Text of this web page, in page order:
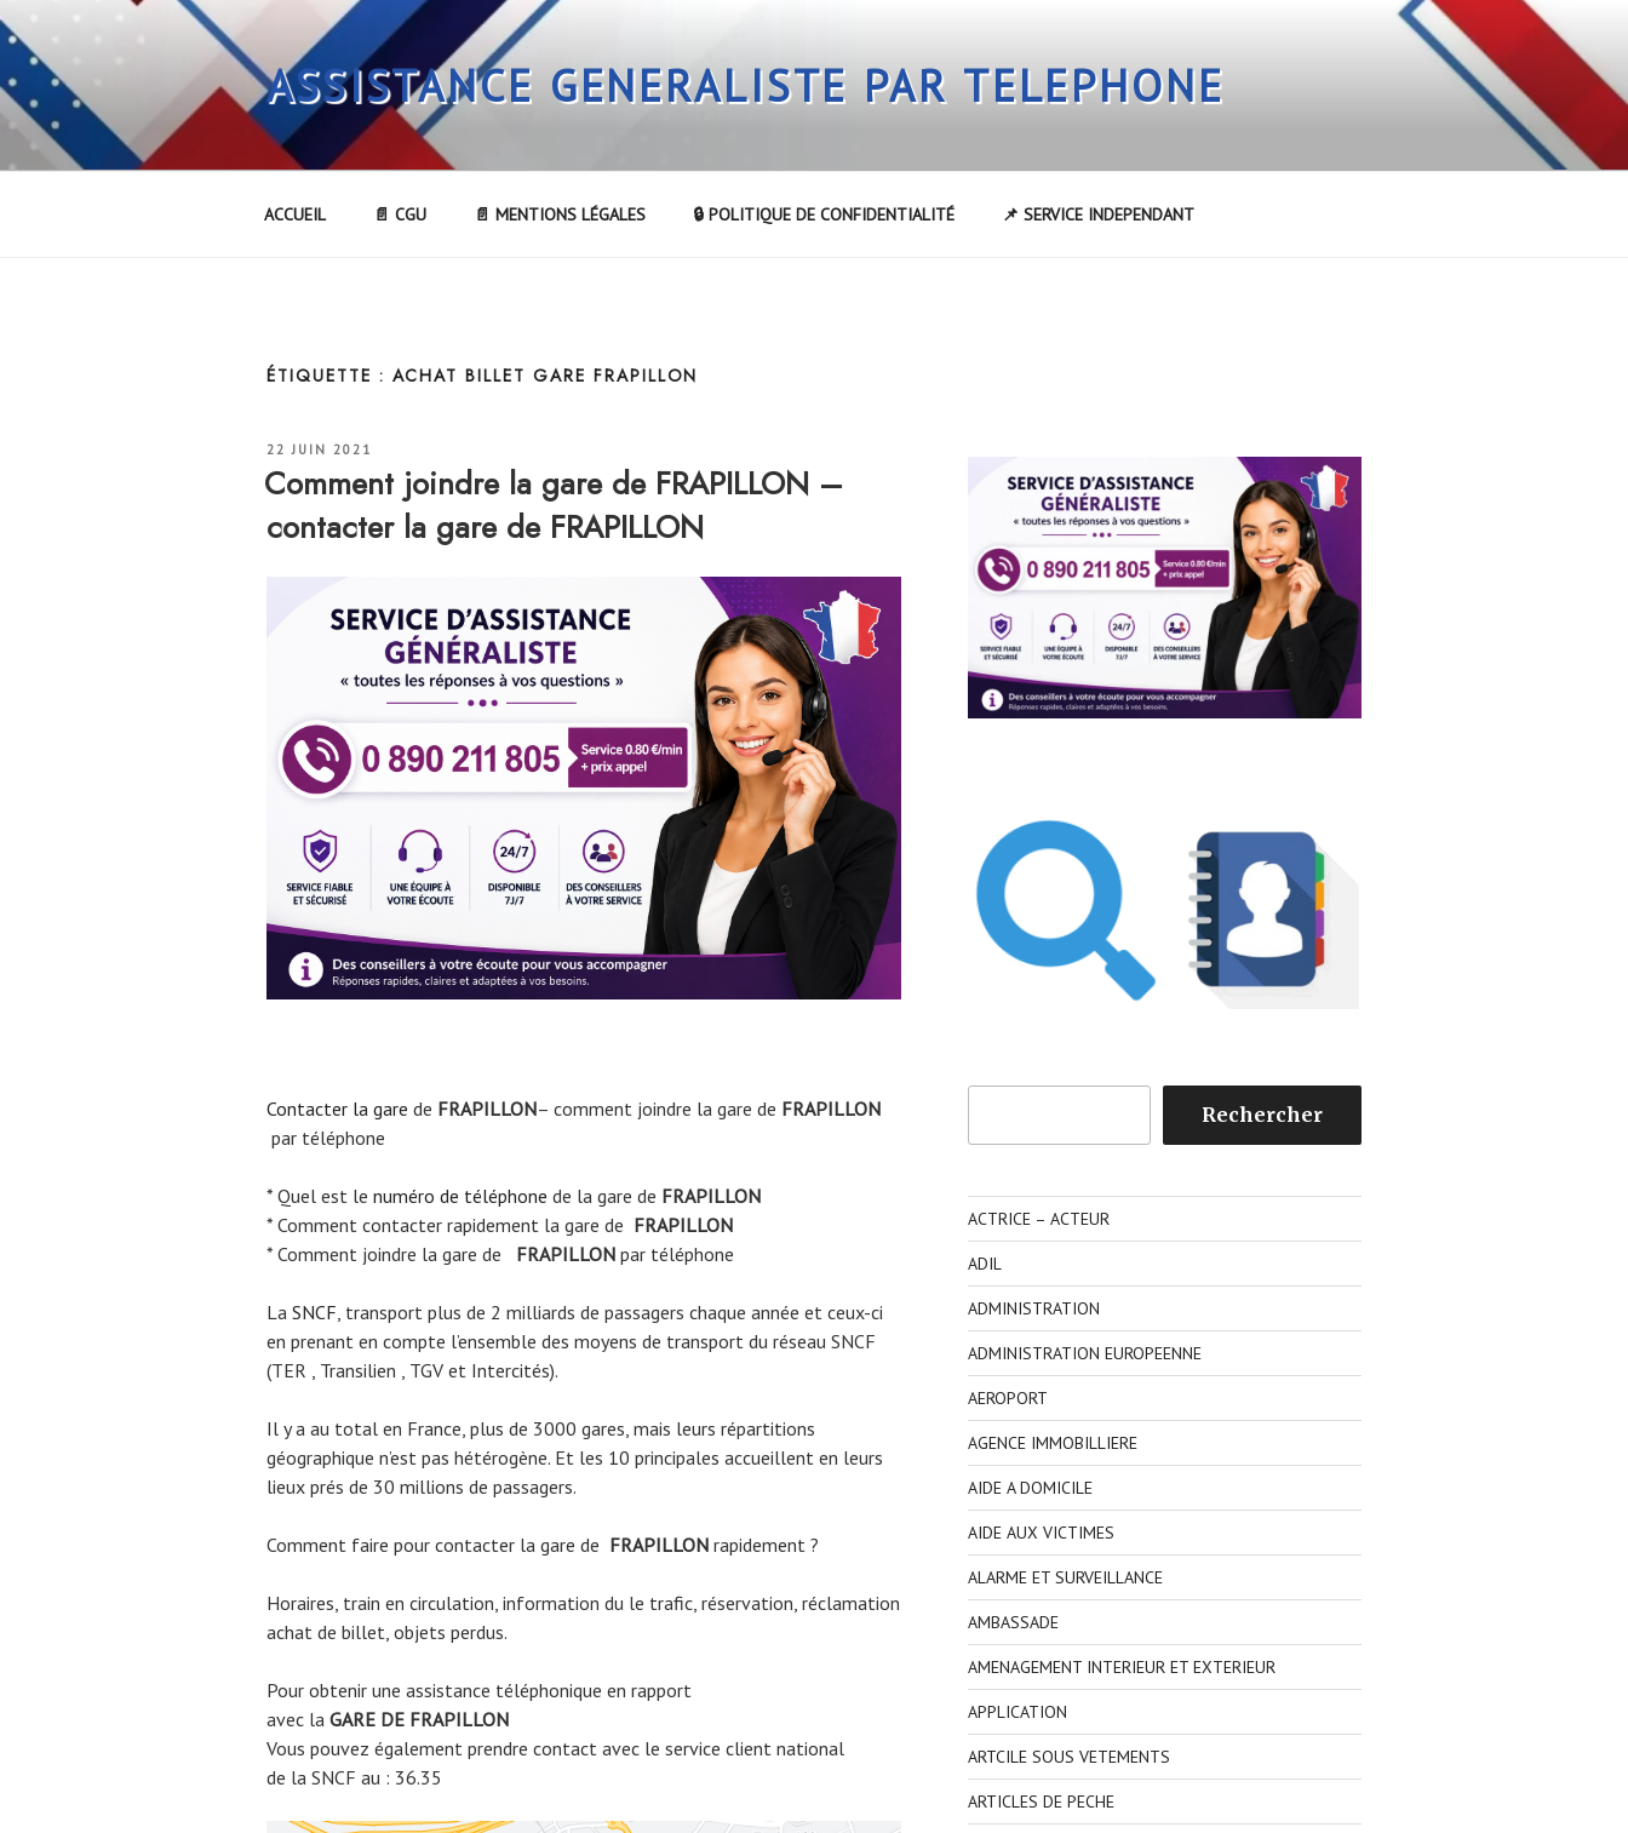
Aller
au
contenu
principal
ASSISTANCE GENERALISTE PAR TELEPHONE
ACCUEIL 📄 CGU 📄 MENTIONS LÉGALES 🔒 POLITIQUE DE CONFIDENTIALITÉ 📌 SERVICE INDEPENDANT
ÉTIQUETTE : ACHAT BILLET GARE FRAPILLON
PUBLIÉ
22 JUIN 2021
Comment joindre la gare de FRAPILLON –
contacter la gare de FRAPILLON
Contacter la gare de FRAPILLON– comment joindre la gare de FRAPILLON
par téléphone
* Quel est le numéro de téléphone de la gare de FRAPILLON
* Comment contacter rapidement la gare de FRAPILLON
* Comment joindre la gare de
FRAPILLON par téléphone
La SNCF , transport plus de 2 milliards de passagers chaque année et ceux-ci
en prenant en compte l’ensemble des moyens de transport du réseau SNCF
(TER , Transilien , TGV et Intercités).
Il y a au total en France, plus de 3000 gares, mais leurs répartitions
géographique n’est pas hétérogène. Et les 10 principales accueillent en leurs
lieux prés de 30 millions de passagers.
Comment faire pour contacter la gare de FRAPILLON rapidement ?
Horaires, train en circulation, information du le trafic, réservation, réclamation
achat de billet, objets perdus.
Pour obtenir une assistance téléphonique en rapport
avec la GARE DE FRAPILLON
Vous pouvez également prendre contact avec le service client national
de la SNCF au : 36.35
Rechercher
ACTRICE – ACTEUR
ADIL
ADMINISTRATION
ADMINISTRATION EUROPEENNE
AEROPORT
AGENCE IMMOBILLIERE
AIDE A DOMICILE
AIDE AUX VICTIMES
ALARME ET SURVEILLANCE
AMBASSADE
AMENAGEMENT INTERIEUR ET EXTERIEUR
APPLICATION
ARTCILE SOUS VETEMENTS
ARTICLES DE PECHE